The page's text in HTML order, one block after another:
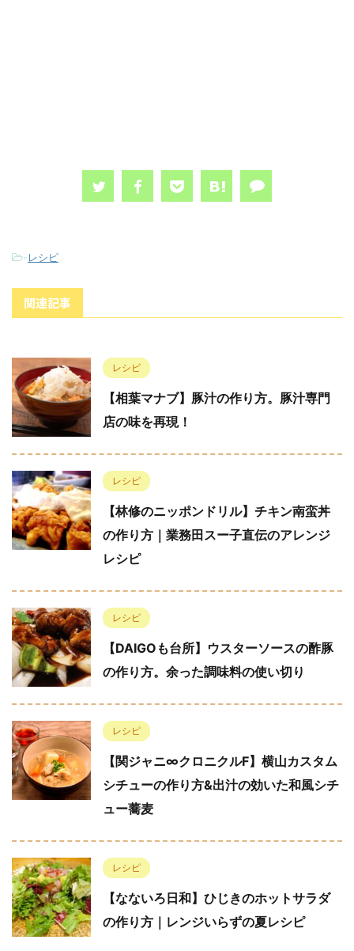
-レシピ
関連記事
レシピ
【相葉マナブ】豚汁の作り方。豚汁専門
店の味を再現！
レシピ
【林修のニッポンドリル】チキン南蛮丼
の作り方｜業務田スー子直伝のアレンジ
レシピ
レシピ
【DAIGOも台所】ウスターソースの酢豚
の作り方。余った調味料の使い切り
レシピ
【関ジャニ∞クロニクルF】横山カスタム
シチューの作り方&出汁の効いた和風シチ
ュー蕎麦
レシピ
【なないろ日和】ひじきのホットサラダ
の作り方｜レンジいらずの夏レシピ